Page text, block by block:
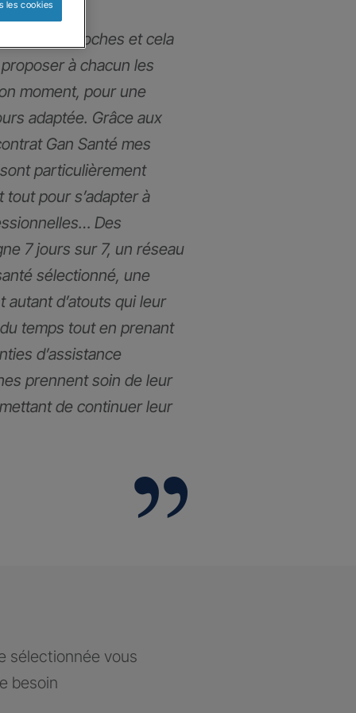
très proches et cela
à chacun les
moment, pour une
adaptée. Grâce aux
Gan Santé mes
particulièrement
tout pour s’adapter à
Des
7 jours sur 7, un réseau
sélectionné, une
autant d’atouts qui leur
temps tout en prenant
d’assistance
prennent soin de leur
de continuer leur
sélectionnée vous
besoin
les cookies